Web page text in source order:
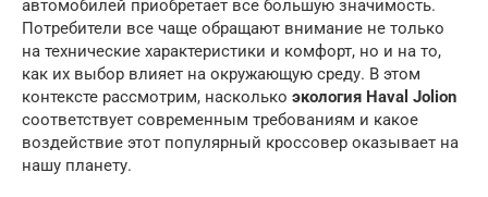
автомобилей приобретает все большую значимость.
Потребители все чаще обращают внимание не только
на технические характеристики и комфорт, но и на то,
как их выбор влияет на окружающую среду. В этом
контексте рассмотрим, насколько экология Haval Jolion
соответствует современным требованиям и какое
воздействие этот популярный кроссовер оказывает на
нашу планету.